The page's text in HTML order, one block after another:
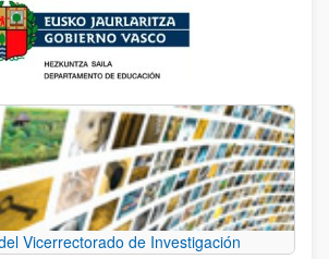
Vicerrectorado de Investigación